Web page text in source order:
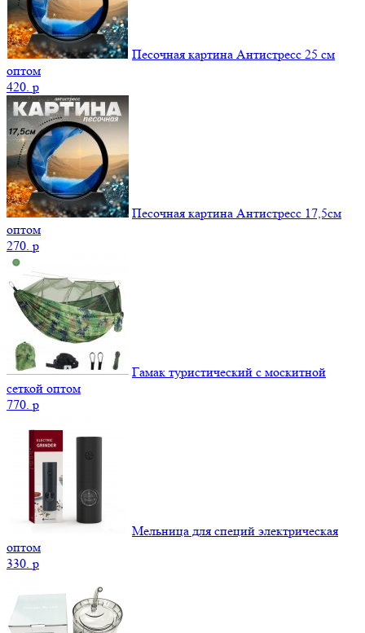
Песочная картина Антистресс 25 см
оптом
420. p
Песочная картина Антистресс 17,5см
оптом
270. p
Гамак туристический с москитной
сеткой оптом
770. p
Мельница для специй электрическая
оптом
330. p